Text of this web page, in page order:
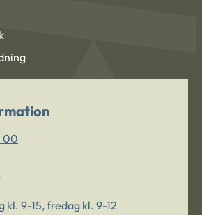
00
kl. 9-15, fredag kl. 9-12